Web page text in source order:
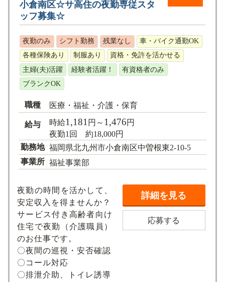
小倉南区☆サ高住の夜勤専従スタ
ッフ募集☆
夜勤のみ シフト勤務 残業なし
車・バイク通勤OK
各種保険あり
制服あり
資格・免許を活かせる
主婦(夫)活躍
経験者活躍！
有資格者のみ
ブランクOK
職種 医療・福祉・介護・保育
給与 時給1,181 円～ 1,476円
夜勤1回 約18,000円
勤務地 福岡県北九州市小倉南区中曽根東2-10-5
事業所 福祉事業部
夜勤の時間を活かして、
安定収入を得ませんか？
サービス付き高齢者向け
住宅で夜勤（介護職員）
のお仕事です。
〇夜間の巡視・安否確認
〇コール対応
〇排泄介助、トイレ誘導
詳細を見る
応募する